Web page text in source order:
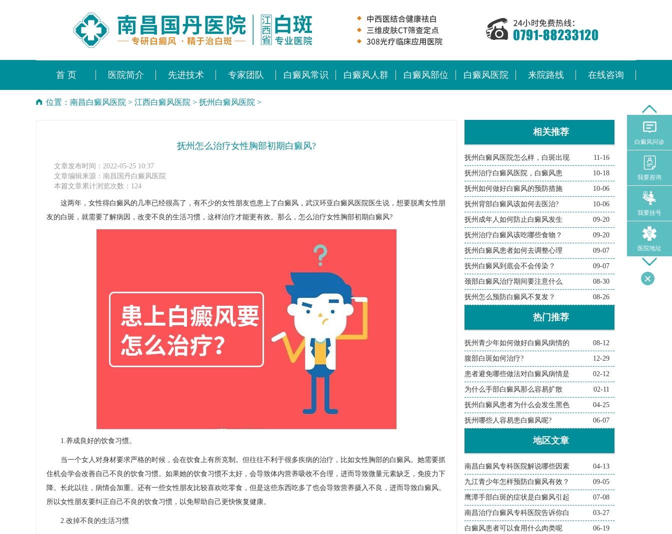
首 页 医院简介 先进技术 专家团队 白癜风常识 白癜风人群 白癜风部位 白癜风医院 来院路线 在线咨询
位置： 南昌白癜风医院 > 江西白癜风医院 > 抚州白癜风医院 >
抚州怎么治疗女性胸部初期白癜风?
文章发布时间：2022-05-25 10:37
文章编辑来源：南昌国丹白癜风医院
本篇文章累计浏览次数：124
这两年，女性得白癜风的几率已经很高了，有不少的女性朋友也患上了白癜风，武汉环亚白癜风医院医生说，想要脱离女性朋
友的白斑，就需要了解病因，改变不良的生活习惯，这样治疗才能更有效。那么，怎么治疗女性胸部初期白癜风?
1.养成良好的饮食习惯。
当一个女人对身材要求严格的时候，会在饮食上有所克制。但往往不利于很多疾病的治疗，比如女性胸部的白癜风。她需要抓
住机会学会改善自己不良的饮食习惯。如果她的饮食习惯不太好，会导致体内营养吸收不合理，进而导致微量元素缺乏，免疫力下
降。长此以往，病情会加重。还有一些女性朋友比较喜欢吃零食，但是这些东西吃多了也会导致营养摄入不良，进而导致白癜风。
所以女性朋友要纠正自己不良的饮食习惯，以免帮助自己更快恢复健康。
2.改掉不良的生活习惯
相关推荐
抚州白癜风医院怎么样，白斑出现 11-16
抚州治疗白癜风医院，白癜风患 10-18
抚州如何做好白癜风的预防措施 10-06
抚州背部白癜风该如何去医治? 10-06
抚州成年人如何防止白癜风发生 09-20
抚州治疗白癜风该吃哪些食物？ 09-20
抚州白癜风患者如何去调整心理 09-07
抚州白癜风到底会不会传染？ 09-07
颈部白癜风治疗期间要注意什么 08-30
抚州怎么预防白癜风不复发？ 08-26
热门推荐
抚州青少年如何做好白癜风病情的 08-12
腹部白斑如何治疗? 12-29
患者避免哪些做法对白癜风病情是 02-12
为什么手部白癜风那么容易扩散 02-11
抚州白癜风患者为什么会发生黑色 04-25
抚州哪些人容易患白癜风呢? 06-07
地区文章
南昌白癜风专科医院解说哪些因素 04-13
九江青少年怎样预防白癜风有效？ 09-05
鹰潭手部白斑的症状是白癜风引起 07-08
南昌治疗白癜风专科医院告诉你白 03-27
白癜风患者可以食用什么肉类呢 06-19
白癜风问诊
我要咨询
我要挂号
医院地址
导医问诊